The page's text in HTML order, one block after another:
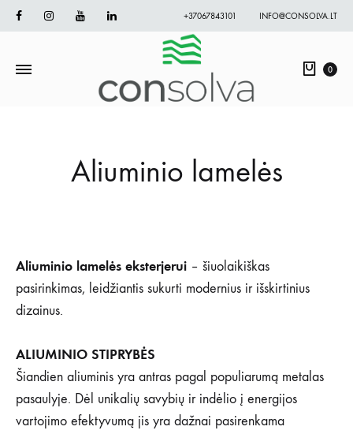
FacebookInstagramYoutubeLinkedin +37067843101 INFO@CONSOLVA.LT
0
Aliuminio lamelės
Aliuminio lamelės eksterjerui – šiuolaikiškas
pasirinkimas, leidžiantis sukurti modernius ir išskirtinius
dizainus.
ALIUMINIO STIPRYBĖS
Šiandien aliuminis yra antras pagal populiarumą metalas
pasaulyje. Dėl unikalių savybių ir indėlio į energijos
vartojimo efektyvumą jis yra dažnai pasirenkama